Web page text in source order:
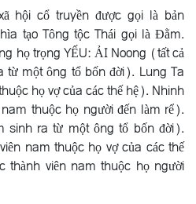
hội cổ truyền được gọi là bản
tạo Tông tộc Thái gọi là Ðằm.
họ trọng YẾU: ẢI Noong (tất cả
từ một ông tổ bốn đời). Lung Ta
họ vợ của các thế hệ). Nhinh
thuộc họ người đến làm rể).
sinh ra từ một ông tổ bốn đời).
nam thuộc họ vợ của các thế
thành viên nam thuộc họ người